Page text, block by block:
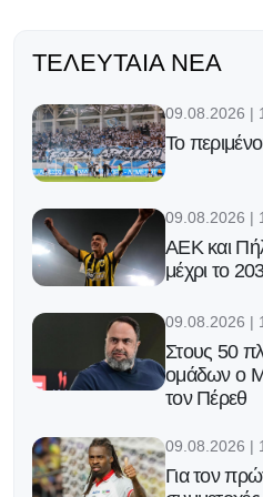
ΤΕΛΕΥΤΑΊΑ ΝΈΑ
09.08.2026 |
Το
09.08.2026 |
ΑΕΚ και
μέχρι το
09.08.2026 |
Στους 50
ομάδων ο
τον Πέρεθ
09.08.2026 |
Για τον